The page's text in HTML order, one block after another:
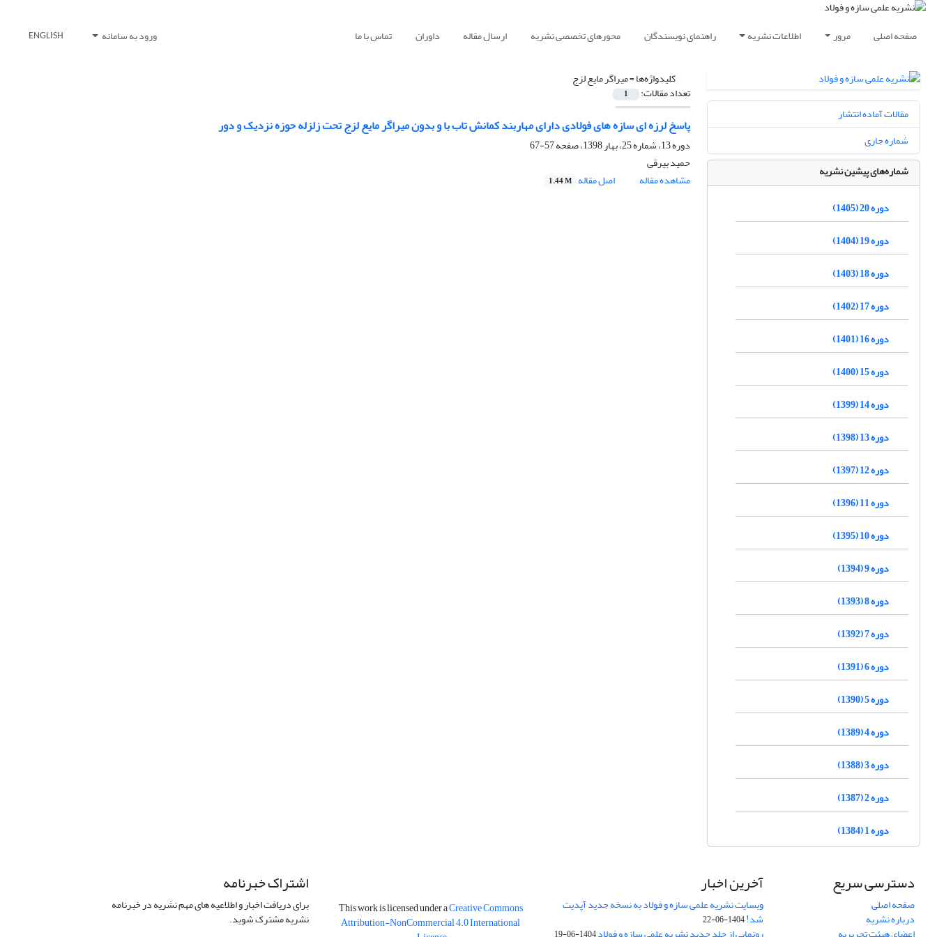
صفحه اصلی مرور اطلاعات نشریه راهنمای نویسندگان محورهای تخصصی نشریه ارسال مقاله داوران تماس با ما ورود به سامانه ENGLISH
کلیدواژه‌ها =میراگر مایع لزج
تعداد مقالات: 1
پاسخ لرزه ای سازه های فولادی دارای مهاربند کمانش تاب با و بدون میراگر مایع لزج تحت زلزله حوزه نزدیک و دور
دوره 13، شماره 25، بهار 1398، صفحه
57-67
حمید بیرقی
مشاهده مقاله
اصل مقاله 1.44 M
مقالات آماده انتشار
شماره جاری
شماره‌های پیشین نشریه
دوره 20 (1405)
دوره 19 (1404)
دوره 18 (1403)
دوره 17 (1402)
دوره 16 (1401)
دوره 15 (1400)
دوره 14 (1399)
دوره 13 (1398)
دوره 12 (1397)
دوره 11 (1396)
دوره 10 (1395)
دوره 9 (1394)
دوره 8 (1393)
دوره 7 (1392)
دوره 6 (1391)
دوره 5 (1390)
دوره 4 (1389)
دوره 3 (1388)
دوره 2 (1387)
دوره 1 (1384)
دسترسی سریع
صفحه اصلی
درباره نشریه
آخرین اخبار
وبسایت نشریه علمی سازه و فولاد به نسخه جدید آپدیت
شد!1404-06-22
This work is licensed under aCreative Commons
Attribution-NonCommercial 4.0 International
اشتراک خبرنامه
برای دریافت اخبار و اطلاعیه های مهم نشریه در خبرنامه
نشریه مشترک شوید.